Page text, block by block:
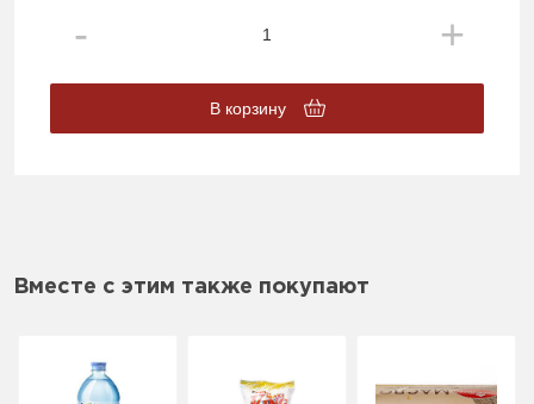
В корзину
Вместе с этим также покупают